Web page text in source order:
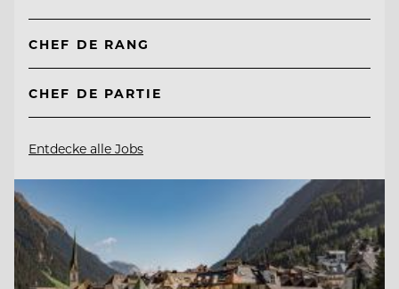
CHEF DE RANG
CHEF DE PARTIE
Entdecke alle Jobs